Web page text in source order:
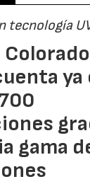
tecnología
ya
gama